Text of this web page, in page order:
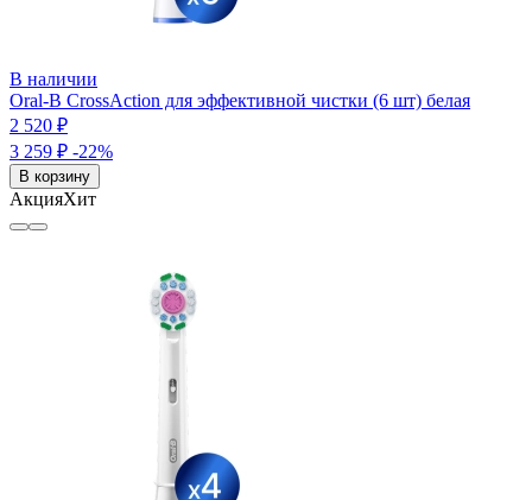
В наличии
Oral-B CrossAction для эффективной чистки (6 шт) белая
2 520 ₽
3 259 ₽ -22%
В корзину
АкцияХит